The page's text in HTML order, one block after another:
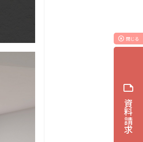
highlight_off 閉じる
note
資料請求